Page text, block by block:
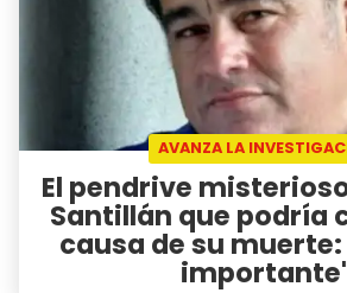
AVANZA LA
El pendrive
Santillán que podría
causa de su